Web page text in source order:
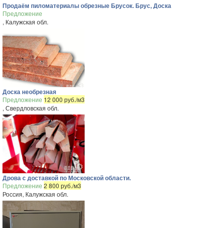
Продаём пиломатериалы обрезные Брусок. Брус, Доска
Предложение
, Калужская обл.
Доска необрезная
Предложение 12 000 руб./м3
, Свердловская обл.
Дрова с доставкой по Московской области.
Предложение 2 800 руб./м3
Россия, Калужская обл.